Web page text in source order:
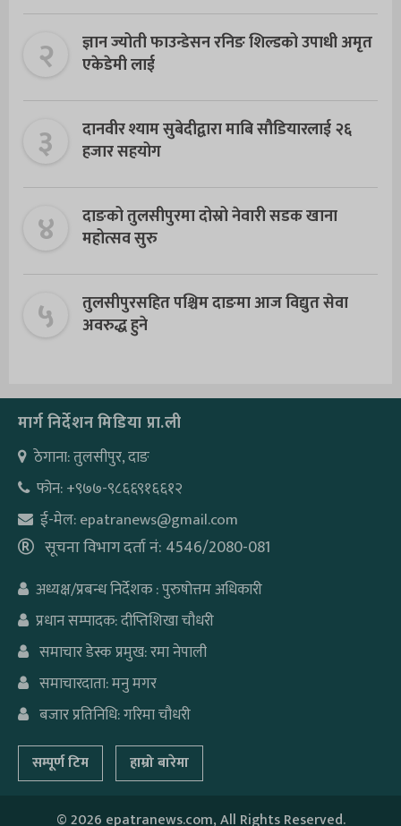
२
ज्ञान ज्योती फाउन्डेसन रनिङ शिल्डको उपाधी अमृत
एकेडेमी लाई
३
दानवीर श्याम सुबेदीद्वारा माबि सौडियारलाई २६
हजार सहयोग
४
दाङको तुलसीपुरमा दोस्रो नेवारी सडक खाना
महोत्सव सुरु
५
तुलसीपुरसहित पश्चिम दाङमा आज विद्युत सेवा
अवरुद्ध हुने
मार्ग निर्देशन मिडिया प्रा.ली
ठेगाना: तुलसीपुर, दाङ
फोन: +९७७-९८६६९१६६१२
ई-मेल: epatranews@gmail.com
सूचना विभाग दर्ता नं: 4546/2080-081
अध्यक्ष/प्रबन्ध निर्देशक : पुरुषोत्तम अधिकारी
प्रधान सम्पादक: दीप्तिशिखा चौधरी
समाचार डेस्क प्रमुख: रमा नेपाली
समाचारदाता: मनु मगर
बजार प्रतिनिधि: गरिमा चौधरी
सम्पूर्ण टिम हाम्रो बारेमा
©2026 epatranews.com, All Rights Reserved.